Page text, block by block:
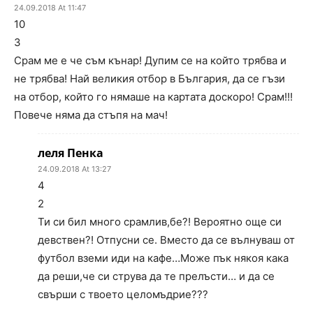
24.09.2018 At 11:47
10
3
Срам ме е че съм кънар! Дупим се на който трябва и
не трябва! Най великия отбор в България, да се гъзи
на отбор, който го нямаше на картата доскоро! Срам!!!
Повече няма да стъпя на мач!
леля Пенка
24.09.2018 At 13:27
4
2
Ти си бил много срамлив,бе?! Вероятно още си
девствен?! Отпусни се. Вместо да се вълнуваш от
футбол вземи иди на кафе…Може пък някоя кака
да реши,че си струва да те прелъсти… и да се
свърши с твоето целомъдрие???